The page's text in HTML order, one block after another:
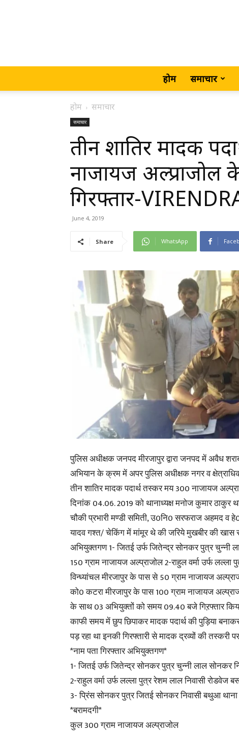
होम समाचार
होम समाचार
समाचार
तीन शातिर मादक
नाजायज अल्प्राजोल
गिरफ्तार-
June 4, 2019
Share WhatsApp
पुलिस अधीक्षक जनपद मीरजापुर द्वारा जनपद में अवैध
अभियान के क्रम में अपर पुलिस अधीक्षक नगर व
तीन शातिर मादक पदार्थ तस्कर मय 300 नाजायज
दिनांक 04.06. 2019 को थानाध्यक्ष मनोज कुमार ठाकुर
चौकी प्रभारी मण्डी समिती, उ0नि0 सरफराज अहमद
यादव गश्त/ चेकिंग में मांमूर थे की जरिये मुखबीर की
अभियुक्तगण 1- जितई उर्फ जितेन्द्र सोनकर पुत्र चुन्नी
150 ग्राम नाजायज अल्प्राजोल 2-राहुल वर्मा उर्फ
विन्ध्यांचल मीरजापुर के पास से 50 ग्राम नाजायज
को0 कटरा मीरजापुर के पास 100 ग्राम नाजायज
के साथ 03 अभियुक्तों को समय 09.40 बजे गिऱफ्तार
काफी समय में छुप छिपाकर मादक पदार्थ की पुड़िया
पड़ रहा था इनकी गिरफ्तारी से मादक द्रव्यों की तस्करी
*नाम पता गिरफ्तार अभियुक्तगण*
1- जितई उर्फ जितेन्द्र सोनकर पुत्र चुन्नी लाल सोनकर
2-राहुल वर्मा उर्फ लल्ला पुत्र रेशम लाल निवासी रोडवेज
3- प्रिंस सोनकर पुत्र जितई सोनकर निवासी बथुआ
*बरामदगी*
कुल 300 ग्राम नाजायज अल्प्राजोल